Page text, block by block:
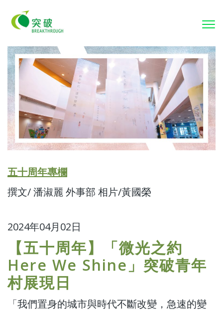
五十周年專欄
撰文/ 潘淑麗 外事部 相片/黃國榮
2024年04月02日
【五十周年】「微光之約
Here We Shine」突破青年
村展現日
「我們置身的城市與時代不斷改變，急速的變